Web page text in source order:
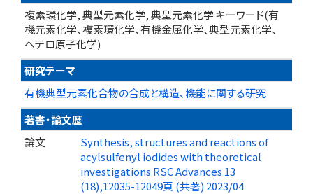
複素環化学, 典型元素化学, 典型元素化学 キーワード(有
機元素化学、複素環化学、有機金属化学、典型元素化学、
ヘテロ原子化学)
研究テーマ
有機典型元素化合物の合成と構造、機能に関する研究
著書・論文歴
論文
Synthesis, structures and reactions of
acylsulfenyl iodides with theoretical
investigations RSC Advances 13
(18),12035-12049頁 (共著) 2023/04